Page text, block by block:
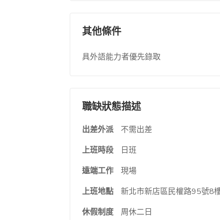
其他條件
具外語能力者優先錄取
職缺狀態描述
出差外派
不需出差
上班時段
日班
遠端工作
現場
上班地點
新北市新店區民權路95號8
休假制度
周休二日